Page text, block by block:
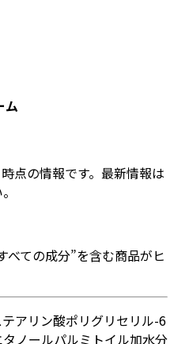
ム
時点の情報です。最新情報は
べての成分”を含む商品がヒ
アリン酸ポリグリセリル-6
タノールパルミトイル加水分